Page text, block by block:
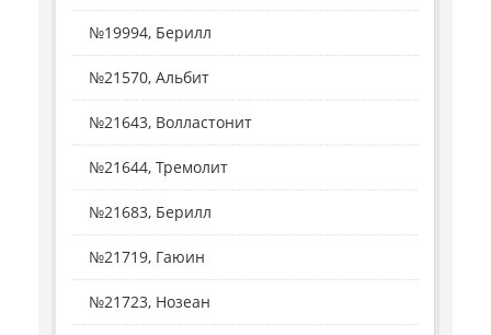
№19994, Берилл
№21570, Альбит
№21643, Волластонит
№21644, Тремолит
№21683, Берилл
№21719, Гаюин
№21723, Нозеан